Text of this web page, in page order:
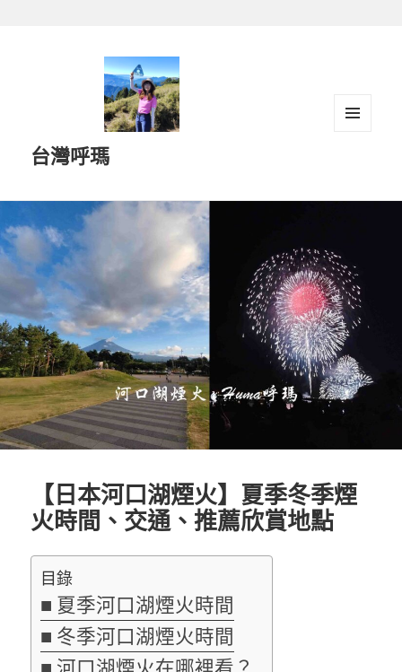
台灣呼瑪
【日本河口湖煙火】夏季冬季煙
火時間、交通、推薦欣賞地點
目錄
夏季河口湖煙火時間
冬季河口湖煙火時間